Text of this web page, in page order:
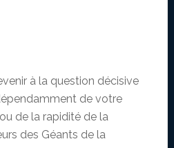
à la question décisive
de votre
de la rapidité de la
des Géants de la